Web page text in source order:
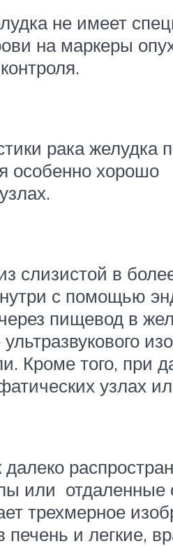
не имеет
на маркеры
рака желудка
особенно хорошо
слизистой в
с помощью
пищевод в
Кроме того, при
узлах
или отдаленные
трехмерное
и легкие,